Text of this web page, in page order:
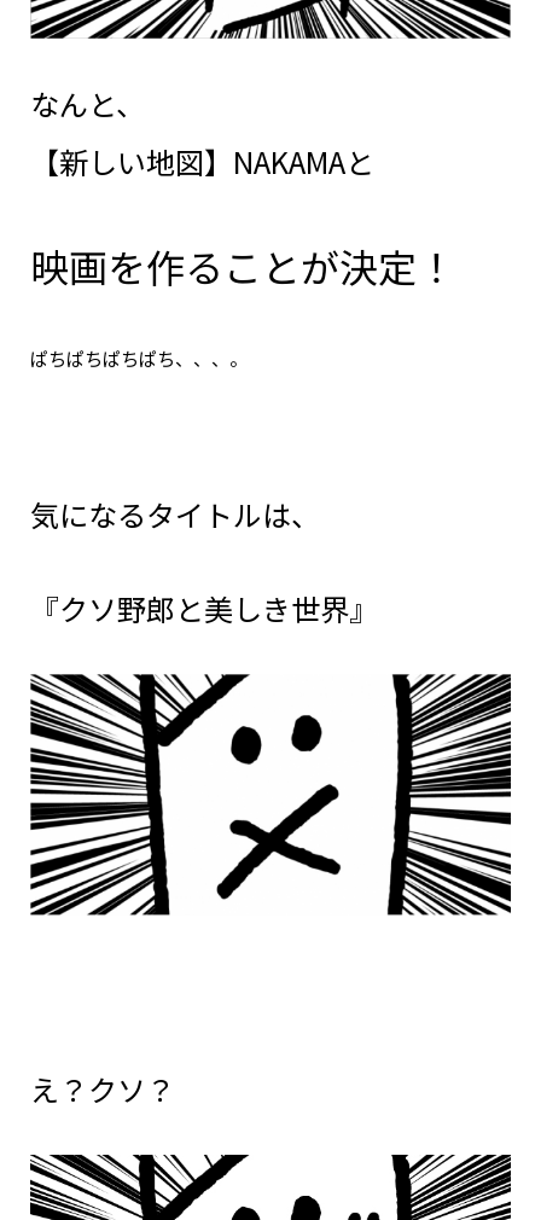
なんと、
【新しい地図】NAKAMAと
映画を作ることが決定！
ぱちぱちぱちぱち、、、。
気になるタイトルは、
『クソ野郎と美しき世界』
え？クソ？